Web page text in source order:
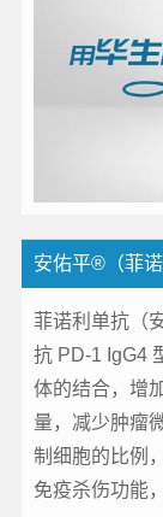
安佑平®（菲诺
菲诺利单抗（
抗 PD-1 IgG4
体的结合，增
量，减少肿瘤
制细胞的比例
免疫杀伤功能